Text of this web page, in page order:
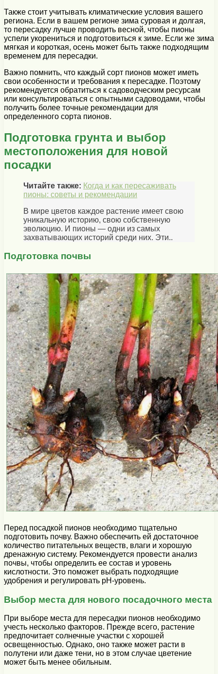
Также стоит учитывать климатические условия вашего
региона. Если в вашем регионе зима суровая и долгая,
то пересадку лучше проводить весной, чтобы пионы
успели укорениться и подготовиться к зиме. Если же зима
мягкая и короткая, осень может быть также подходящим
временем для пересадки.
Важно помнить, что каждый сорт пионов может иметь
свои особенности и требования к пересадке. Поэтому
рекомендуется обратиться к садоводческим ресурсам
или консультироваться с опытными садоводами, чтобы
получить более точные рекомендации для
определенного сорта пионов.
Подготовка грунта и выбор
местоположения для новой
посадки
Читайте также: Когда и как пересаживать
пионы: советы и рекомендации
В мире цветов каждое растение имеет свою
уникальную историю, свою собственную
эволюцию. И пионы — одни из самых
захватывающих историй среди них. Эти..
Подготовка почвы
Перед посадкой пионов необходимо тщательно
подготовить почву. Важно обеспечить ей достаточное
количество питательных веществ, влаги и хорошую
дренажную систему. Рекомендуется провести анализ
почвы, чтобы определить ее состав и уровень
кислотности. Это поможет выбрать подходящие
удобрения и регулировать pH-уровень.
Выбор места для нового посадочного места
При выборе места для пересадки пионов необходимо
учесть несколько факторов. Прежде всего, растение
предпочитает солнечные участки с хорошей
освещенностью. Однако, оно также может расти в
полутени или даже тени, но в этом случае цветение
может быть менее обильным.